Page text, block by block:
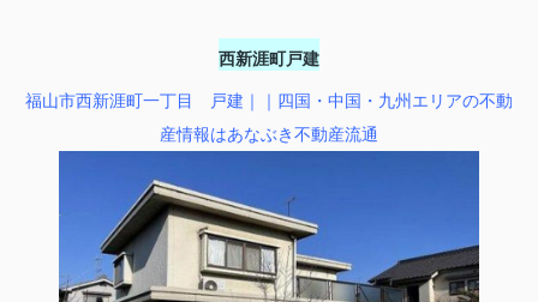
西新涯町戸建
福山市西新涯町一丁目 戸建｜｜四国・中国・九州エリアの不動
産情報はあなぶき不動産流通